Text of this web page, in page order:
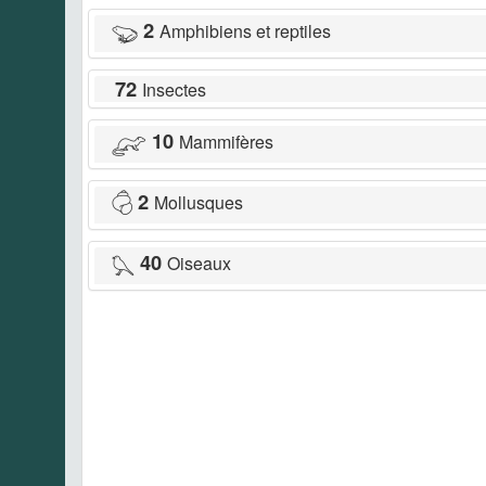
2 Amphibiens et reptiles
72 Insectes
10 Mammifères
2 Mollusques
40 Oiseaux